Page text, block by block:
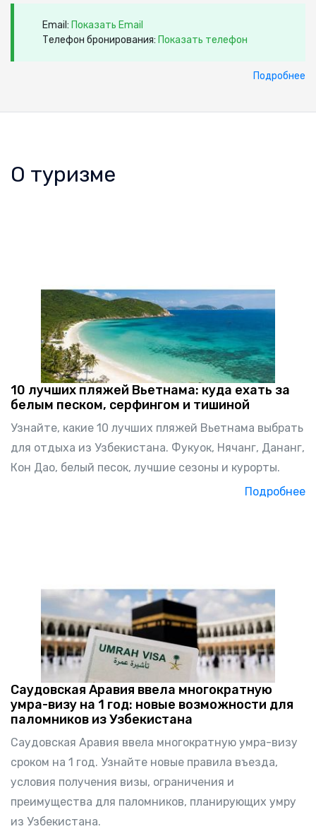
Email: Показать Email
Телефон бронирования: Показать телефон
Подробнее
О туризме
10 лучших пляжей Вьетнама: куда ехать за
белым песком, серфингом и тишиной
Узнайте, какие 10 лучших пляжей Вьетнама выбрать
для отдыха из Узбекистана. Фукуок, Нячанг, Дананг,
Кон Дао, белый песок, лучшие сезоны и курорты.
Подробнее
Саудовская Аравия ввела многократную
умра-визу на 1 год: новые возможности для
паломников из Узбекистана
Саудовская Аравия ввела многократную умра-визу
сроком на 1 год. Узнайте новые правила въезда,
условия получения визы, ограничения и
преимущества для паломников, планирующих умру
из Узбекистана.